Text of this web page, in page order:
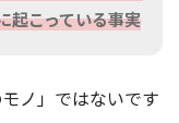
起こっている事実
ノ」ではないです